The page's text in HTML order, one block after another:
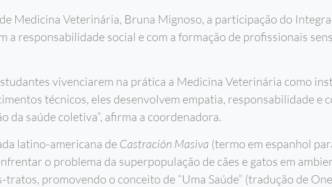
Medicina Veterinária, Bruna Mignoso, a participação do
a responsabilidade social e com a formação de profissionais
vivenciarem na prática a Medicina Veterinária como
técnicos, eles desenvolvem empatia, responsabilidade e
da saúde coletiva”, afirma a coordenadora.
latino-americana de Castración Masiva (termo em espanhol
o problema da superpopulação de cães e gatos em
promovendo o conceito de “Uma Saúde” (tradução de